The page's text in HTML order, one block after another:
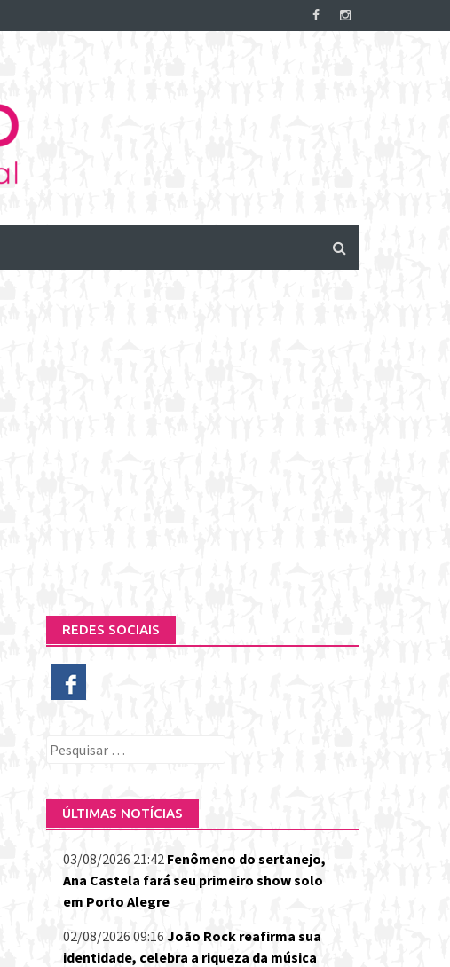
REDES SOCIAIS
Pesquisar
ÚLTIMAS NOTÍCIAS
03/08/2026 21:42 Fenômeno do sertanejo,
Ana Castela fará seu primeiro show solo
em Porto Alegre
02/08/2026 09:16 João Rock reafirma sua
identidade, celebra a riqueza da música